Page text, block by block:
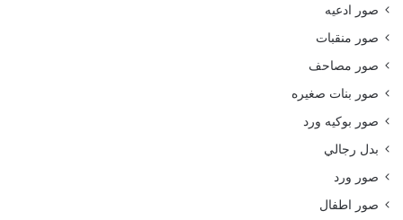
صور ادعيه
صور منقبات
صور مصاحف
صور بنات صغيره
صور بوكيه ورد
بدل رجالي
صور ورد
صور اطفال